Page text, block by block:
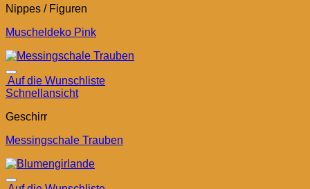
Nippes / Figuren
Muscheldeko Pink
Auf die Wunschliste
Schnellansicht
Geschirr
Messingschale Trauben